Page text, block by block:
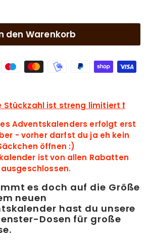
den Warenkorb
Stückzahl ist streng limitiert ❗️
Adventskalenders erfolgt erst
- vorher darfst du ja eh kein
öffnen :)
ist von allen Rabatten
ausgeschlossen.
es doch auf die Größe
neuen
hast du unsere
Dosen für große